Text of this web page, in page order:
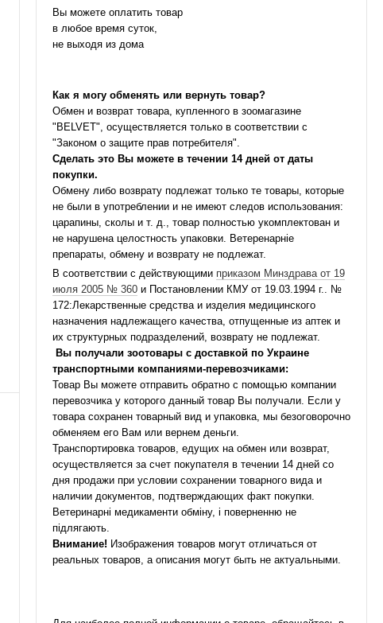
Вы можете оплатить товар
в любое время суток,
не выходя из дома
Как я могу обменять или вернуть товар?
Обмен и возврат товара, купленного в зоомагазине
"BELVET", осуществляется только в соответствии с
"Законом о защите прав потребителя".
Сделать это Вы можете в течении 14 дней от даты
покупки.
Обмену либо возврату подлежат только те товары, которые
не были в употреблении и не имеют следов использования:
царапины, сколы и т. д., товар полностью укомплектован и
не нарушена целостность упаковки. Ветеренарніе
препараты, обмену и возврату не подлежат.
В соответствии с действующими приказом Минздрава от 19
июля 2005 № 360и Постановлении КМУ от 19.03.1994 г.. №
172:Лекарственные средства и изделия медицинского
назначения надлежащего качества, отпущенные из аптек и
их структурных подразделений, возврату не подлежат.
Вы получали зоотовары с доставкой по Украине
транспортными компаниями-перевозчиками:
Товар Вы можете отправить обратно с помощью компании
перевозчика у которого данный товар Вы получали. Если у
товара сохранен товарный вид и упаковка, мы безоговорочно
обменяем его Вам или вернем деньги.
Транспортировка товаров, едущих на обмен или возврат,
осуществляется за счет покупателя в течении 14 дней со
дня продажи при условии сохранении товарного вида и
наличии документов, подтверждающих факт покупки.
Ветеринарні медикаменти обміну, і поверненню не
підлягають.
Внимание! Изображения товаров могут отличаться от
реальных товаров, а описания могут быть не актуальными.